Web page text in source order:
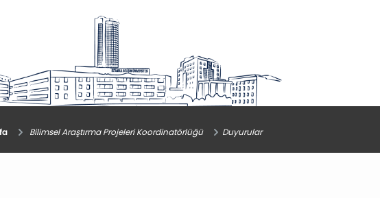
Bilimsel Araştırma Projeleri Koordinatörlüğü Duyurular